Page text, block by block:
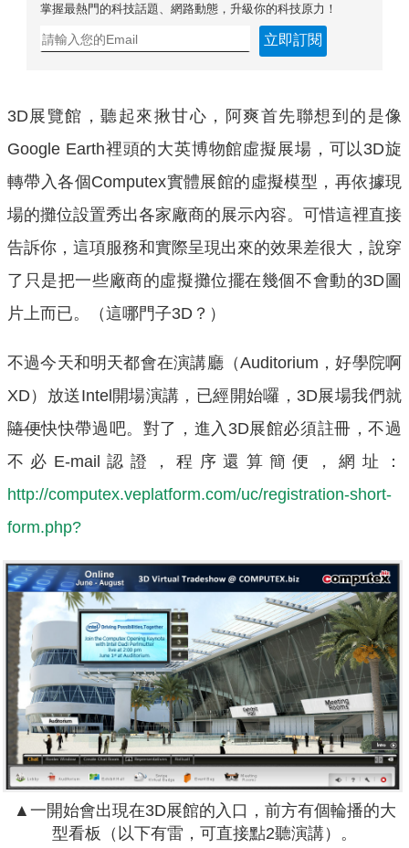
掌握最熱門的科技話題、網路動態，升級你的科技原力！
立即訂閱
3D展覽館，聽起來揪甘心，阿爽首先聯想到的是像
Google Earth裡頭的大英博物館虛擬展場，可以3D旋
轉帶入各個Computex實體展館的虛擬模型，再依據現
場的攤位設置秀出各家廠商的展示內容。可惜這裡直接
告訴你，這項服務和實際呈現出來的效果差很大，說穿
了只是把一些廠商的虛擬攤位擺在幾個不會動的3D圖
片上而已。（這哪門子3D？）
不過今天和明天都會在演講廳（Auditorium，好學院啊
XD）放送Intel開場演講，已經開始囉，3D展場我們就
隨便快快帶過吧。對了，進入3D展館必須註冊，不過
不必E-mail認證，程序還算簡便，網址：
http://computex.veplatform.com/uc/registration-short-
form.php?
▲一開始會出現在3D展館的入口，前方有個輪播的大
型看板（以下有雷，可直接點2聽演講）。